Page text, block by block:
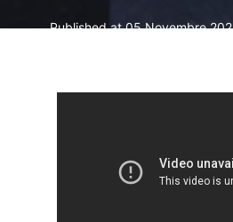
Published at 05 Novembre